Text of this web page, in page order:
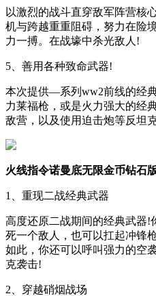
以激烈的战斗直穿敌军阵营核
机与跨越重重阻碍，努力在险
力一搏。在战壕中杀光敌人!
5、善用各种致命武器!
本次提供—系列ww2前线的经
力莱福枪，或是火力强大的经
敌营，以及使用迫击炮等反坦
火线指令诺曼底无限金币钻石
1、重现二战经典武器
高度还原二战期间的经典武器!
死一个敌人，也可以扛起冲锋
如此，你还可以呼叫强力的空
克袭击!
2、穿越硝烟战场